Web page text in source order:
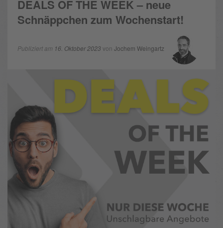
DEALS OF THE WEEK – neue
Schnäppchen zum Wochenstart!
Publiziert am 16. Oktober 2023von Jochem Weingartz